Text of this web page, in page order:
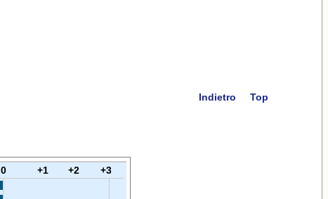
Indietro Top
0 +1 +2
+3